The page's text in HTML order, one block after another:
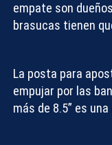
empate son
brasucas tienen
La posta para
empujar por las
más de 8.5” es una